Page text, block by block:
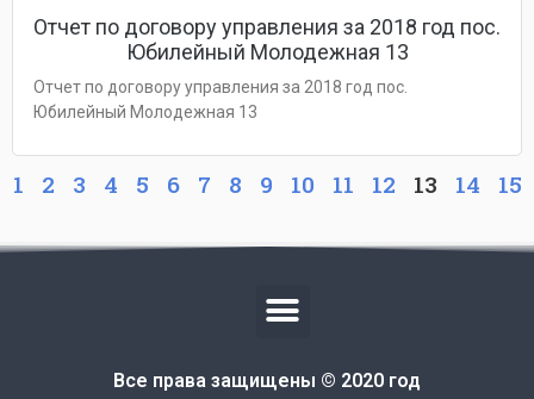
Отчет по договору управления за 2018 год пос.
Юбилейный Молодежная 13
Отчет по договору управления за 2018 год пос.
Юбилейный Молодежная 13
1 2 3 4 5 6 7 8 9 10 11 12 13 14 15
Все права защищены © 2020 год